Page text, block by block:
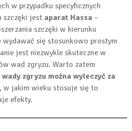
w przypadku specyficznych
szczęki jest aparat Hassa –
szczęki w kierunku
wydawać się stosunkowo prostym
jest niezwykle skuteczne w
wad zgryzu. Warto zatem
zgryzu można wyleczyć za
, w jakim wieku stosuje się to
efekty.